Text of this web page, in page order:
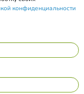
конфиденциальности